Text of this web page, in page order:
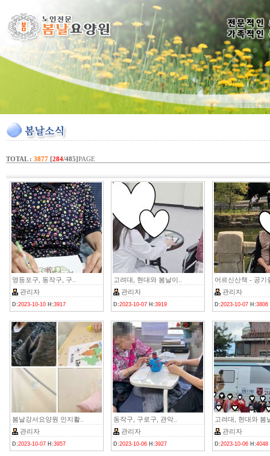
TOTAL : 3877 [284/485]PAGE
영등포구, 동작구, 구..
관리자
D:2023-10-10 H:3917
고려대, 현대와 봄날이..
관리자
D:2023-10-07 H:3919
어르신산책 - 공기
관리자
D:2023-10-07 H:3806
봄날강서요양원 인지활..
관리자
D:2023-10-07 H:3957
동작구, 구로구, 관악..
관리자
D:2023-10-06 H:3927
고려대, 현대와 봄
관리자
D:2023-10-06 H:4048